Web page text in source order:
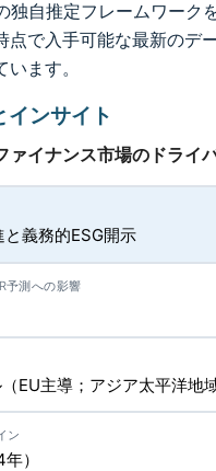
独自推定フレームワーク
点で入手可能な最新のデ
ます。
インサイト
ァイナンス市場のドライ
と義務的ESG開示
EU主導；アジア太平洋地
）